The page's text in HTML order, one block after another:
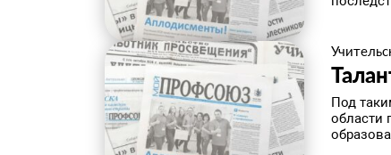
Под
области